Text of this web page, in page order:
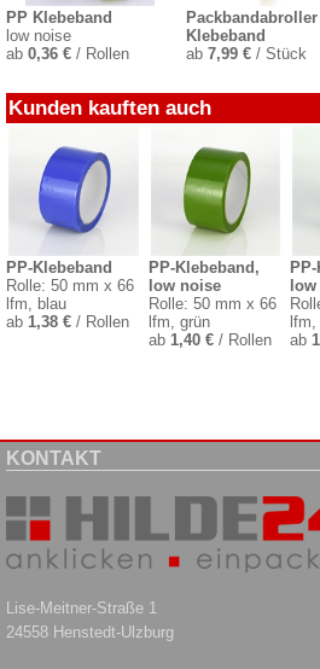
PP Klebeband
low noise
ab 0,36 € / Rollen
Klebeband
ab7,99 € / Stück
Kunden kauften auch
PP-Klebeband
Rolle: 50 mm x 66
lfm, blau
ab 1,38 € / Rollen
PP-Klebeband,
low noise
Rolle: 50 mm x 66
lfm, grün
ab 1,40 €/ Rollen
ab
KONTAKT
Lise-Meitner-Straße 1
24558 Henstedt-Ulzburg